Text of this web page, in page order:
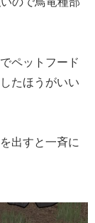
ペットフード
たほうがいい
出すと一斉に